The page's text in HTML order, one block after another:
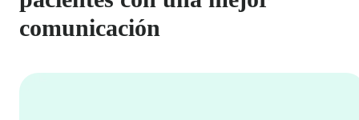
comunicación